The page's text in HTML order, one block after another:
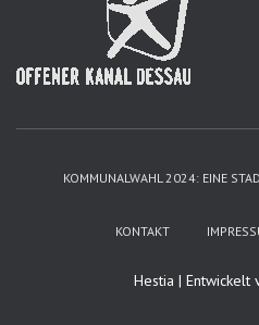
KOMMUNALWAHL 2024: EINE
KONTAKT
Hestia | Entwickelt